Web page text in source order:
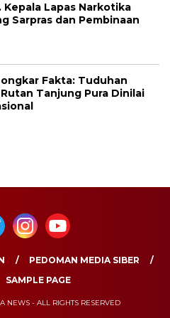
Kepala Lapas Narkotika
Sarpras dan Pembinaan
Fakta: Tuduhan
Tanjung Pura Dinilai
PEDOMAN MEDIA SIBER
SAMPLE PAGE
NEWS - ALL RIGHTS RESERVED